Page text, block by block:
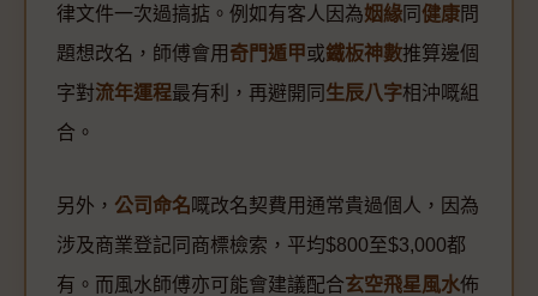
律文件一次過搞掂。例如有客人因為姻緣 同 健康問
題想改名，師傅會用 奇門遁甲或鐵板神數推算邊個
字對流年運程最有利，再避開同 生辰八字相沖嘅組
合。
另外， 公司命名嘅改名契費用通常貴過個人，因為
涉及商業登記同商標檢索，平均$800至$3,000都
有。而風水師傅亦可能會建議配合玄空飛星風水佈